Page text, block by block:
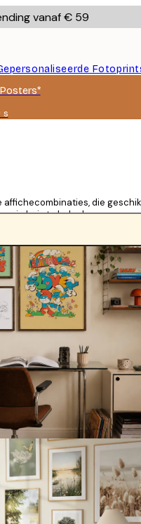
vanaf € 59
s
die
in huis te halen!